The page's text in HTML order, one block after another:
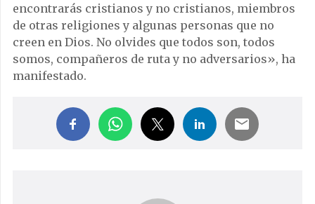
encontrarás cristianos y no cristianos, miembros
de otras religiones y algunas personas que no
creen en Dios. No olvides que todos son, todos
somos, compañeros de ruta y no adversarios», ha
manifestado.